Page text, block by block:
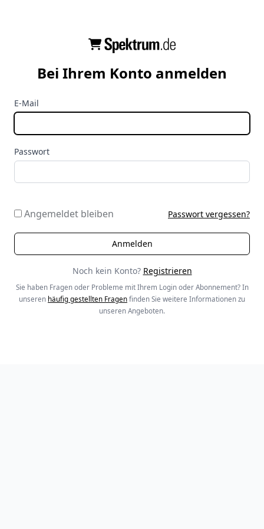
Bei Ihrem Konto anmelden
E-Mail
Passwort
Angemeldet bleiben Passwort vergessen?
Noch kein Konto? Registrieren
Sie haben Fragen oder Probleme mit Ihrem Login oder Abonnement? In
unseren häufig gestellten Fragen finden Sie weitere Informationen zu
unseren Angeboten.